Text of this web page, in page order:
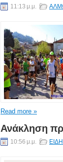
11:13 μ.μ.
Read more »
Ανάκληση
10:56 μ.μ.